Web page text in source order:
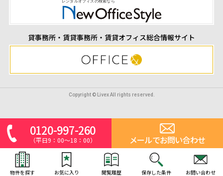
貸事務所・賃貸事務所・賃貸オフィス総合情報サイト
Copyright © Livex All rights reserved.
0120-997-260
（平日9：00～18：00） メールでお問い合わせ
物件を探す お気に入り 閲覧履歴 保存した条件 お問い合わせ